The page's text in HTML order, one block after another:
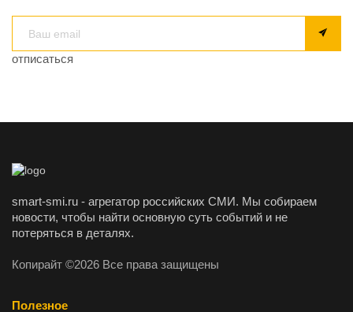
отписаться
smart-smi.ru - агрегатор российских СМИ. Мы собираем
новости, чтобы найти основную суть событий и не
потеряться в деталях.
Копирайт ©2026 Все права защищены
Полезное